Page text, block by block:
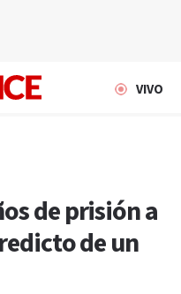
VIVO
de prisión a
de un